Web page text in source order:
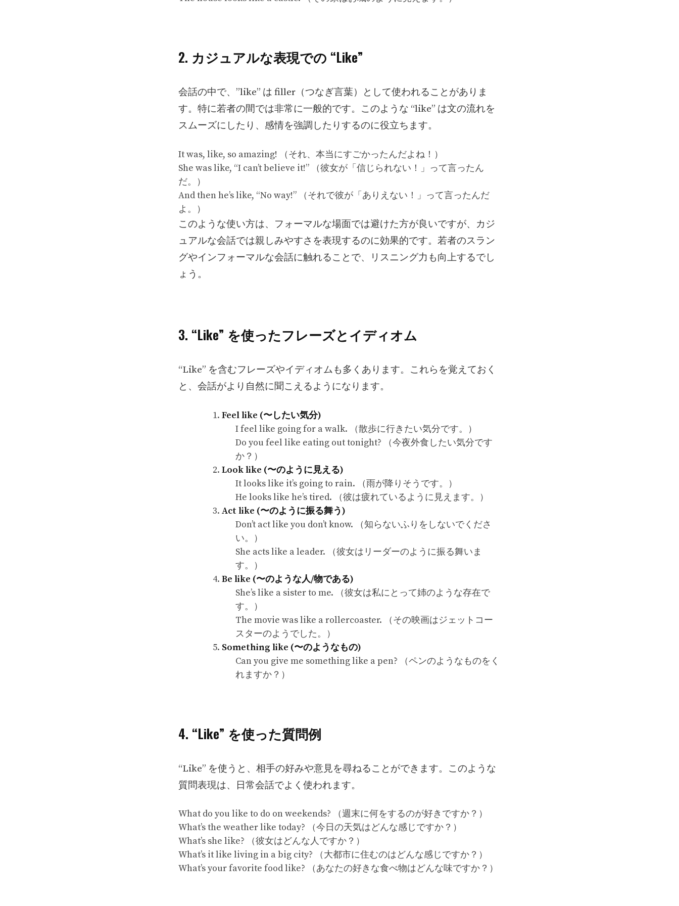
2. カジュアルな表現での “Like”
会話の中で、”like” は filler（つなぎ言葉）として使われることがありま
す。特に若者の間では非常に一般的です。このような “like” は文の流れを
スムーズにしたり、感情を強調したりするのに役立ちます。
It was, like, so amazing! （それ、本当にすごかったんだよね！）
She was like, “I can’t believe it!” （彼女が「信じられない！」って言ったん
だ。）
And then he’s like, “No way!” （それで彼が「ありえない！」って言ったんだ
よ。）
このような使い方は、フォーマルな場面では避けた方が良いですが、カジ
ュアルな会話では親しみやすさを表現するのに効果的です。若者のスラン
グやインフォーマルな会話に触れることで、リスニング力も向上するでし
ょう。
3. “Like” を使ったフレーズとイディオム
“Like” を含むフレーズやイディオムも多くあります。これらを覚えておく
と、会話がより自然に聞こえるようになります。
Feel like (〜したい気分)
I feel like going for a walk. （散歩に行きたい気分です。）
Do you feel like eating out tonight? （今夜外食したい気分です
か？）
Look like (〜のように見える)
It looks like it’s going to rain. （雨が降りそうです。）
He looks like he’s tired. （彼は疲れているように見えます。）
Act like (〜のように振る舞う)
Don’t act like you don’t know. （知らないふりをしないでくださ
い。）
She acts like a leader. （彼女はリーダーのように振る舞いま
す。）
Be like (〜のような人/物である)
She’s like a sister to me. （彼女は私にとって姉のような存在で
す。）
The movie was like a rollercoaster. （その映画はジェットコー
スターのようでした。）
Something like (〜のようなもの)
Can you give me something like a pen? （ペンのようなものをく
れますか？）
4. “Like” を使った質問例
“Like” を使うと、相手の好みや意見を尋ねることができます。このような
質問表現は、日常会話でよく使われます。
What do you like to do on weekends? （週末に何をするのが好きですか？）
What’s the weather like today? （今日の天気はどんな感じですか？）
What’s she like? （彼女はどんな人ですか？）
What’s it like living in a big city? （大都市に住むのはどんな感じですか？）
What’s your favorite food like? （あなたの好きな食べ物はどんな味ですか？）